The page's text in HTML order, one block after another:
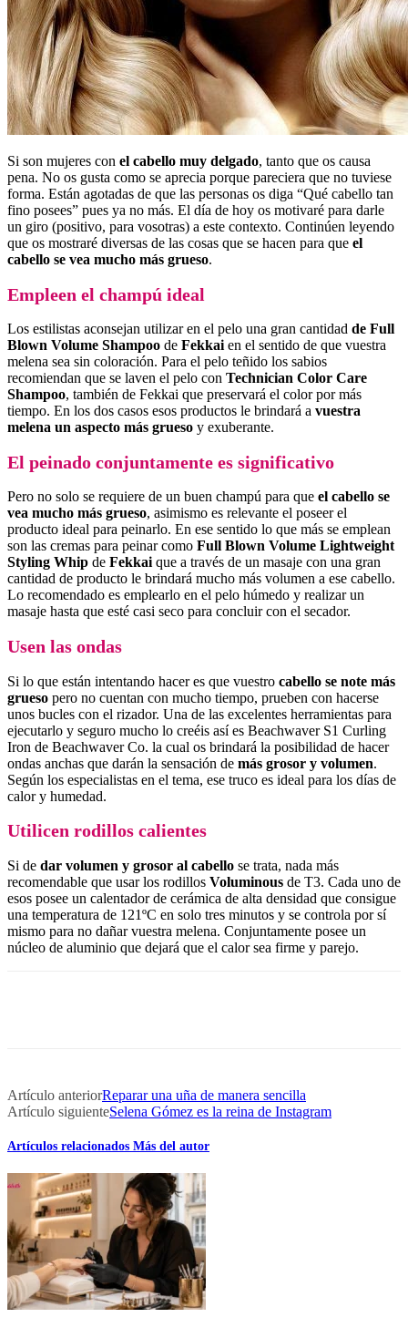
Si son mujeres con el cabello muy delgado, tanto que os causa
pena. No os gusta como se aprecia porque pareciera que no tuviese
forma. Están agotadas de que las personas os diga “Qué cabello tan
fino posees” pues ya no más. El día de hoy os motivaré para darle
un giro (positivo, para vosotras) a este contexto. Continúen leyendo
que os mostraré diversas de las cosas que se hacen para que el
cabello se vea mucho más grueso.
Empleen el champú ideal
Los estilistas aconsejan utilizar en el pelo una gran cantidad de Full
Blown Volume Shampoo de Fekkai en el sentido de que vuestra
melena sea sin coloración. Para el pelo teñido los sabios
recomiendan que se laven el pelo con Technician Color Care
Shampoo, también de Fekkai que preservará el color por más
tiempo. En los dos casos esos productos le brindará a vuestra
melena un aspecto más grueso y exuberante.
El peinado conjuntamente es significativo
Pero no solo se requiere de un buen champú para que el cabello se
vea mucho más grueso, asimismo es relevante el poseer el
producto ideal para peinarlo. En ese sentido lo que más se emplean
son las cremas para peinar como Full Blown Volume Lightweight
Styling Whip de Fekkai que a través de un masaje con una gran
cantidad de producto le brindará mucho más volumen a ese cabello.
Lo recomendado es emplearlo en el pelo húmedo y realizar un
masaje hasta que esté casi seco para concluir con el secador.
Usen las ondas
Si lo que están intentando hacer es que vuestro cabello se note más
grueso pero no cuentan con mucho tiempo, prueben con hacerse
unos bucles con el rizador. Una de las excelentes herramientas para
ejecutarlo y seguro mucho lo creéis así es Beachwaver S1 Curling
Iron de Beachwaver Co. la cual os brindará la posibilidad de hacer
ondas anchas que darán la sensación de más grosor y volumen.
Según los especialistas en el tema, ese truco es ideal para los días de
calor y humedad.
Utilicen rodillos calientes
Si de dar volumen y grosor al cabello se trata, nada más
recomendable que usar los rodillos Voluminous de T3. Cada uno de
esos posee un calentador de cerámica de alta densidad que consigue
una temperatura de 121ºC en solo tres minutos y se controla por sí
mismo para no dañar vuestra melena. Conjuntamente posee un
núcleo de aluminio que dejará que el calor sea firme y parejo.
Artículo anteriorReparar una uña de manera sencilla
Artículo siguienteSelena Gómez es la reina de Instagram
Artículos relacionados Más del autor